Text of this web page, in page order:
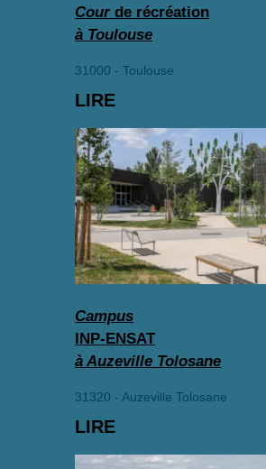
Courde récréation
à Toulouse
31000 - Toulouse
LIRE
Campus
INP-ENSAT
à Auzeville Tolosane
31320 - Auzeville Tolosane
LIRE